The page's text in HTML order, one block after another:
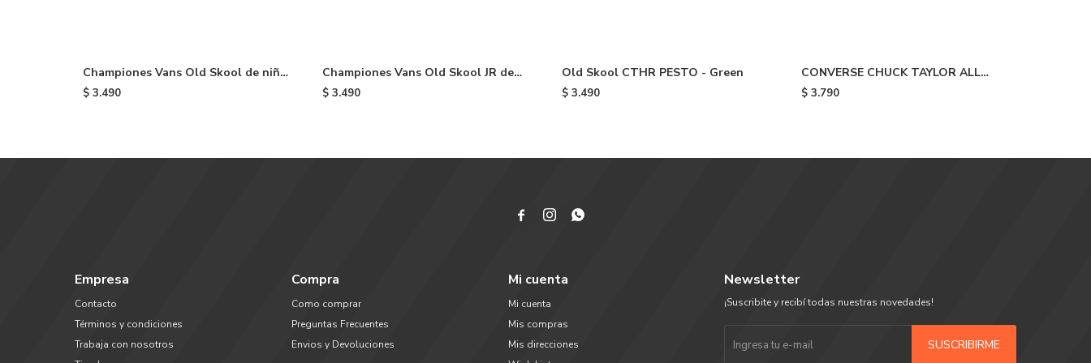
Championes Vans Old Skool de niño
- Wine & Black
$ 3.490
Championes Vans Old Skool JR de
niño - Black
$ 3.490
Old Skool CTHR PESTO - Green
$ 3.490
CONVERSE CHUCK TAYLOR ALL
STAR HI - White
$ 3.790
Empresa
Contacto
Términos y condiciones
Trabaja con nosotros
Compra
Como comprar
Preguntas Frecuentes
Envios y Devoluciones
Mi cuenta
Mi cuenta
Mis compras
Mis direcciones
  
Newsletter
¡Suscribite y recibí todas nuestras novedades!
SUSCRIBIRME